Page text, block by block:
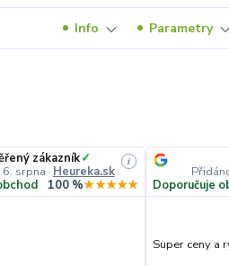
Info Parametry
zákazník✓
srpna · Heureka.sk
i
100 %★★★★★ Doporučuje
Super ceny a